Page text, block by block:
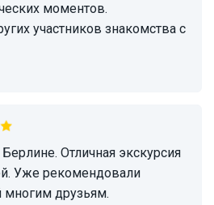
моментов.
участников знакомства с
Уже рекомендовали
многим друзьям.